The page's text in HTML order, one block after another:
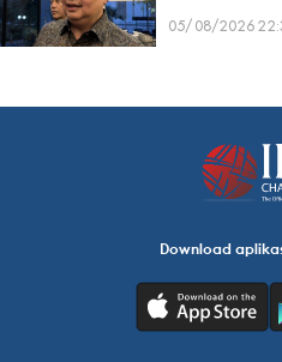
05/08/2026
Download